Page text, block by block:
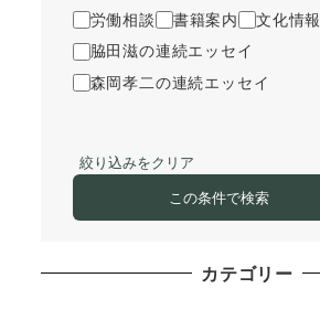
労働相談
書籍案内
文化情報
脇田滋の連続エッセイ
森岡孝二の連続エッセイ
絞り込みをクリア
この条件で検索
カテゴリー